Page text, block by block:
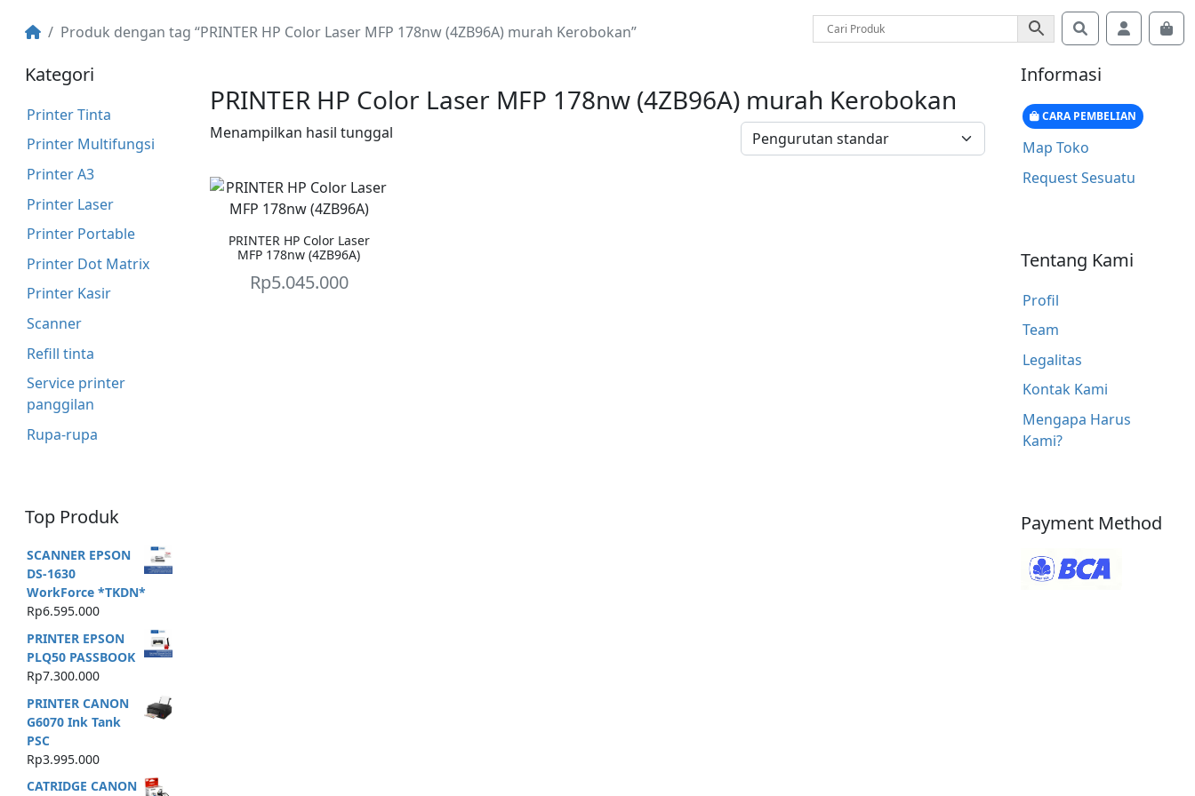
Produk dengan tag “PRINTER HP Color Laser MFP 178nw (4ZB96A) murah Kerobokan” SearchAccount
Kategori
Printer Tinta
Printer Multifungsi
Printer A3
Printer Laser
Printer Portable
Printer Dot Matrix
Printer Kasir
Scanner
Refill tinta
Service printer
panggilan
Rupa-rupa
Top Produk
SCANNER EPSON
DS-1630
WorkForce *TKDN*
Rp6.595.000
PRINTER EPSON
PLQ50 PASSBOOK
Rp7.300.000
PRINTER CANON
G6070 Ink Tank
PSC
Rp3.995.000
CATRIDGE CANON
PRINTER HP Color Laser MFP 178nw (4ZB96A) murah Kerobokan
Menampilkan hasil tunggal
PRINTER HP Color Laser
MFP 178nw (4ZB96A)
Rp5.045.000
Informasi
CARA PEMBELIAN
Map Toko
Request Sesuatu
Tentang Kami
Profil
Team
Legalitas
Kontak Kami
Mengapa Harus
Kami?
Payment Method